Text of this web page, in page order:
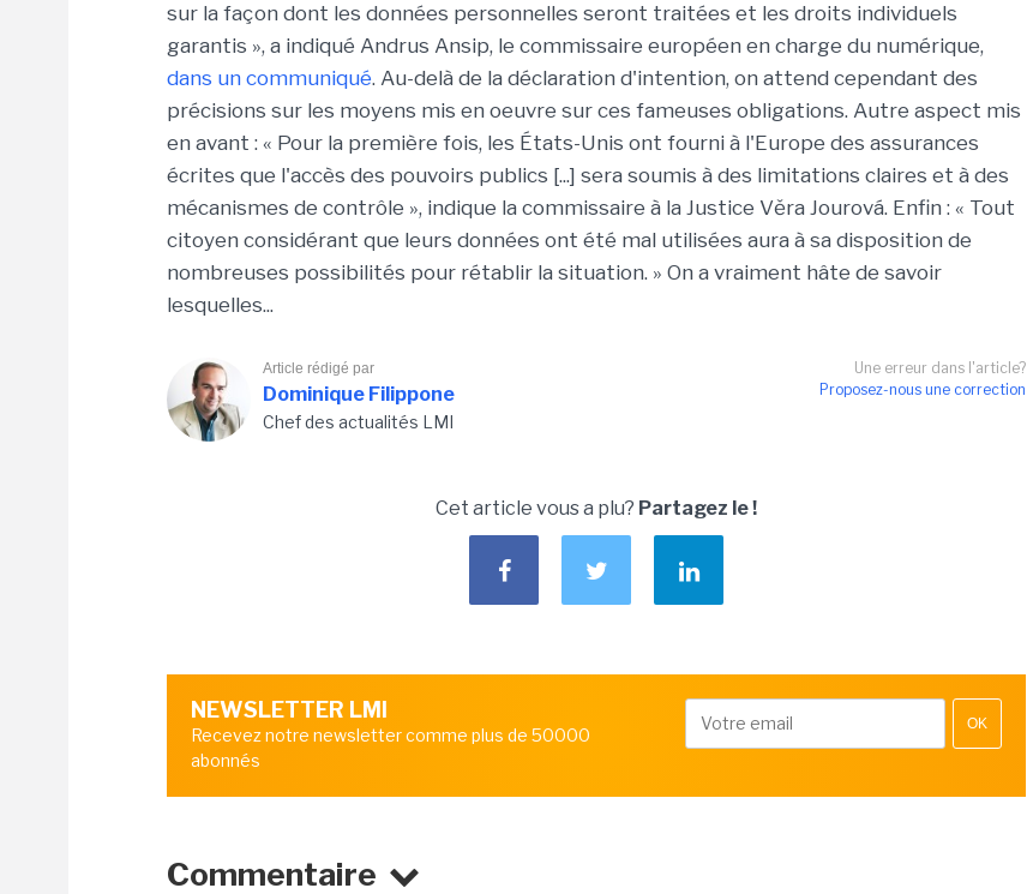
sur la façon dont les données personnelles seront traitées et les droits individuels
garantis », a indiqué Andrus Ansip, le commissaire européen en charge du numérique,
dans un communiqué. Au-delà de la déclaration d'intention, on attend cependant des
précisions sur les moyens mis en oeuvre sur ces fameuses obligations. Autre aspect mis
en avant : « Pour la première fois, les États-Unis ont fourni à l'Europe des assurances
écrites que l'accès des pouvoirs publics [...] sera soumis à des limitations claires et à des
mécanismes de contrôle », indique la commissaire à la Justice Věra Jourová. Enfin : « Tout
citoyen considérant que leurs données ont été mal utilisées aura à sa disposition de
nombreuses possibilités pour rétablir la situation. » On a vraiment hâte de savoir
lesquelles...
Une erreur dans l'article?
Proposez-nous une correction
Article rédigé par
Dominique Filippone
Chef des actualités LMI
Cet article vous a plu? Partagez le !
NEWSLETTER LMI
Recevez notre newsletter comme plus de 50000
abonnés
OK
Commentaire